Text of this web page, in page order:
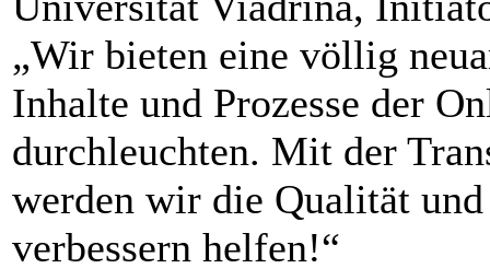
„Wir bieten eine völlig
Inhalte und Prozesse der
durchleuchten. Mit der
werden wir die Qualität
verbessern helfen!“